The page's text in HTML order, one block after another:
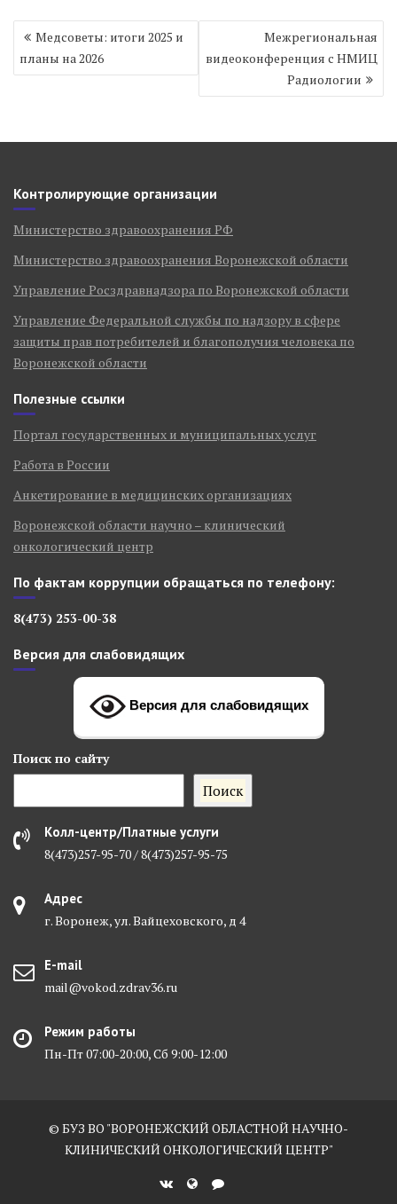
Навигация
по
записям
Медсоветы: итоги 2025 и
планы на 2026
Межрегиональная
видеоконференция с НМИЦ
Радиологии
Контролирующие организации
Министерство здравоохранения РФ
Министерство здравоохранения Воронежской области
Управление Росздравнадзора по Воронежской области
Управление Федеральной службы по надзору в сфере
защиты прав потребителей и благополучия человека по
Воронежской области
Полезные ссылки
Портал государственных и муниципальных услуг
Работа в России
Анкетирование в медицинских организациях
Воронежской области научно – клинический
онкологический центр
По фактам коррупции обращаться по телефону:
8(473) 253-00-38
Версия для слабовидящих
Версия для слабовидящих
Поиск по сайту
Поиск
Колл-центр/Платные услуги
8(473)257-95-70 / 8(473)257-95-75
Адрес
г. Воронеж, ул. Вайцеховского, д 4
E-mail
mail@vokod.zdrav36.ru
Режим работы
Пн-Пт 07:00-20:00, Сб 9:00-12:00
© БУЗ ВО "ВОРОНЕЖСКИЙ ОБЛАСТНОЙ НАУЧНО-
КЛИНИЧЕСКИЙ ОНКОЛОГИЧЕСКИЙ ЦЕНТР"